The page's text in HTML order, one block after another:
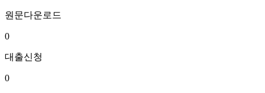
원문다운로드
0
대출신청
0